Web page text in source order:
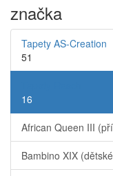
značka
Tapety AS-Creation
51
16
African Queen III
Bambino XIX